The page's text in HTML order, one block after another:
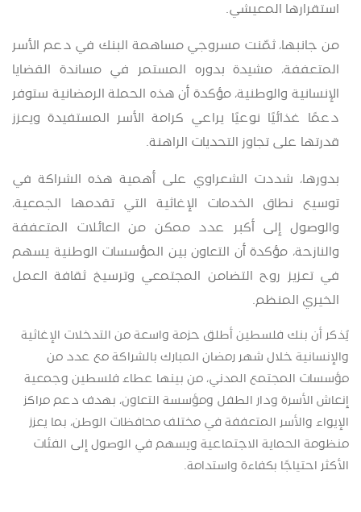
استقرارها المعيشي
من جانبها، ثمّنت مسروجي مساهمة البنك في دعم الأسر
المتعففة، مشيدة بدوره المستمر في مساندة القضايا
الإنسانية والوطنية، مؤكدة أن هذه الحملة الرمضانية ستوفر
دعمًا غذائيًا نوعيًا يراعي كرامة الأسر المستفيدة ويعزز
قدرتها على تجاوز التحديات الراهنة.
بدورها، شددت الشعراوي على أهمية هذه الشراكة في
توسيع نطاق الخدمات الإغاثية التي تقدمها الجمعية،
والوصول إلى أكبر عدد ممكن من العائلات المتعففة
والنازحة، مؤكدة أن التعاون بين المؤسسات الوطنية يسهم
في تعزيز روح التضامن المجتمعي وترسيخ ثقافة العمل
الخيري المنظم.
يُذكر أن بنك فلسطين أطلق حزمة واسعة من التدخلات الإغاثية
والإنسانية خلال شهر رمضان المبارك بالشراكة مع عدد من
مؤسسات المجتمع المدني، من بينها عطاء فلسطين وجمعية
إنعاش الأسرة ودار الطفل ومؤسسة التعاون، بهدف دعم مراكز
الإيواء والأسر المتعففة في مختلف محافظات الوطن، بما يعزز
منظومة الحماية الاجتماعية ويسهم في الوصول إلى الفئات
الأكثر احتياجًا بكفاءة واستدامة.